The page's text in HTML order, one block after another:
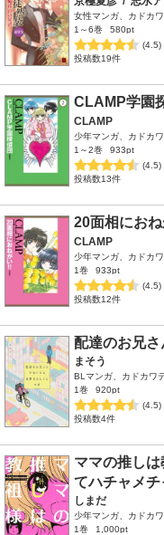
女性マンガ、カドカ
1～6巻
580pt
(4.5)
投稿数19件
CLAMP学園
CLAMP
少年マンガ、カドカ
1～2巻
933pt
(4.5)
投稿数13件
20面相にお
CLAMP
少年マンガ、カドカ
1巻
933pt
(4.5)
投稿数12件
配達のお兄
まそう
BLマンガ、カドカワ
1巻
920pt
(4.5)
投稿数4件
ママの推し
てハチャメチ
しまだ
少年マンガ、カドカ
1巻
1,000pt